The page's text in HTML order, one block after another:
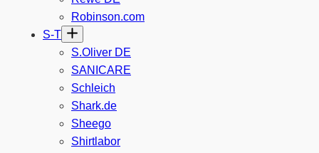
Robinson.com
S-T
S.Oliver DE
SANICARE
Schleich
Shark.de
Sheego
Shirtlabor